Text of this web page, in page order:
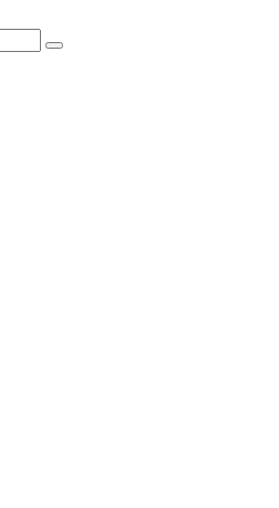
Αναζήτηση